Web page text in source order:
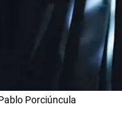
Porciúncula